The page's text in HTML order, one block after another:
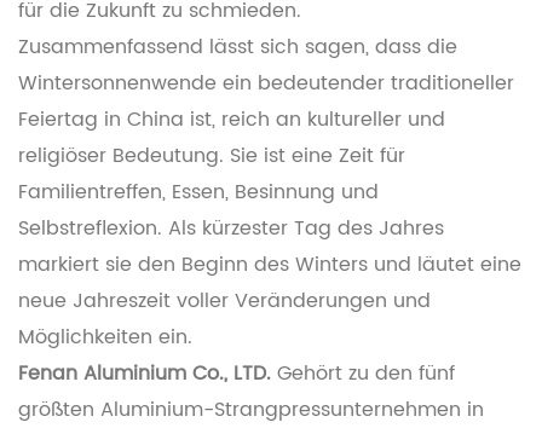
für die Zukunft zu schmieden.
Zusammenfassend lässt sich sagen, dass die
Wintersonnenwende ein bedeutender traditioneller
Feiertag in China ist, reich an kultureller und
religiöser Bedeutung. Sie ist eine Zeit für
Familientreffen, Essen, Besinnung und
Selbstreflexion. Als kürzester Tag des Jahres
markiert sie den Beginn des Winters und läutet eine
neue Jahreszeit voller Veränderungen und
Möglichkeiten ein.
Fenan Aluminium Co., LTD.Gehört zu den fünf
größten Aluminium-Strangpressunternehmen in